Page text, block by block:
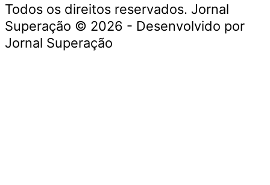
Todos os direitos reservados. Jornal
Superação © 2026 - Desenvolvido por
Jornal Superação